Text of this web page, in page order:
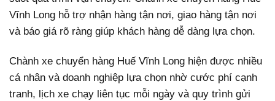
Vĩnh Long hỗ trợ nhận hàng tận nơi, giao hàng tận nơi
và báo giá rõ ràng giúp khách hàng dễ dàng lựa chọn.
Chành xe chuyển hàng Huế Vĩnh Long hiện được nhiều
cá nhân và doanh nghiệp lựa chọn nhờ cước phí cạnh
tranh, lịch xe chạy liên tục mỗi ngày và quy trình gửi